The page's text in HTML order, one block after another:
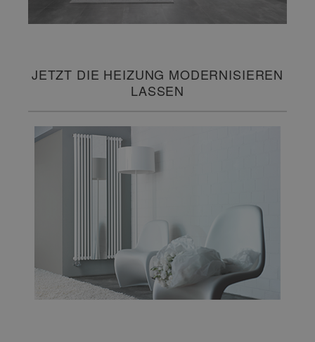
JETZT DIE HEIZUNG MODERNISIEREN
LASSEN